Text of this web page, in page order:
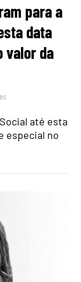
para a
data
valor da
até esta
especial no